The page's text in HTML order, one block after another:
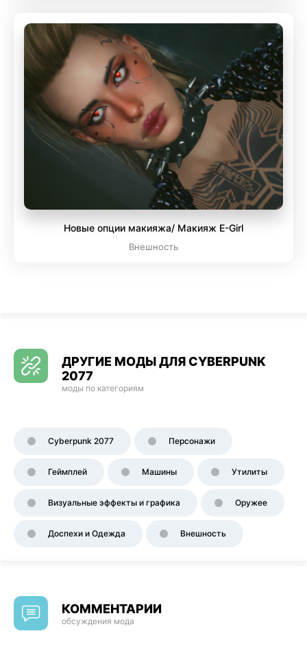
Новые опции макияжа/ Макияж E-Girl
Внешность
ДРУГИЕ МОДЫ ДЛЯ CYBERPUNK
2077
моды по категориям
Cyberpunk 2077 Персонажи
Геймплей Машины Утилиты
Визуальные эффекты и графика Оружее
Доспехи и Одежда Внешность
КОММЕНТАРИИ
обсуждения мода